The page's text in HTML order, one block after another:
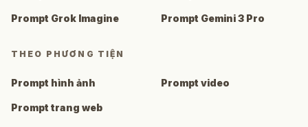
Prompt Grok Imagine Prompt Gemini 3 Pro
THEO PHƯƠNG TIỆN
Prompt hình ảnh Prompt video
Prompt trang web